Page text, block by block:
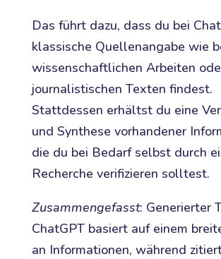
Das führt dazu, dass du bei
klassische Quellenangabe wie
wissenschaftlichen Arbeiten
journalistischen Texten findest.
Stattdessen erhältst du eine
und Synthese vorhandener
die du bei Bedarf selbst durch
Recherche verifizieren solltest.
Zusammengefasst: Generierter
ChatGPT basiert auf einem
an Informationen, während